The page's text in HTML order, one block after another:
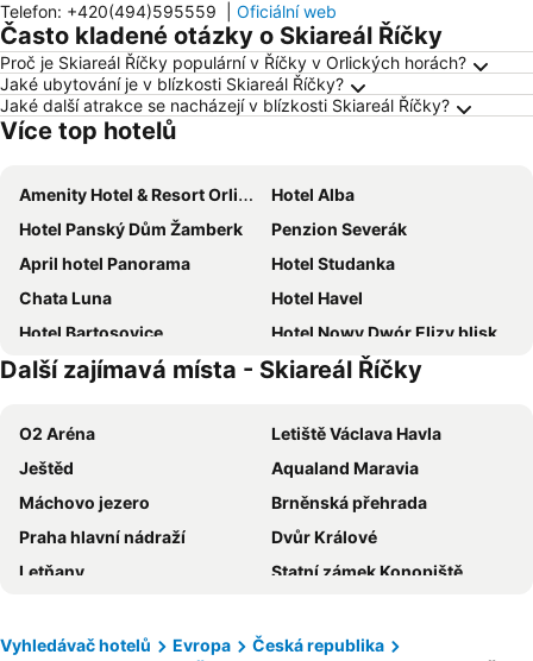
Telefon: +420(494)595559 Oficiální web
Často kladené otázky o Skiareál Říčky
Proč je Skiareál Říčky populární v Říčky v Orlických horách?
Jaké ubytování je v blízkosti Skiareál Říčky?
Jaké další atrakce se nacházejí v blízkosti Skiareál Říčky?
Více top hotelů
Amenity Hotel & Resort Orlické hory
Hotel Alba
Hotel Panský Dům Žamberk
Penzion Severák
April hotel Panorama
Hotel Studanka
Chata Luna
Hotel Havel
Hotel Bartosovice
Hotel Nowy Dwór Elizy blisko Sky Bridge
Penzion U Zvonu
Hotel Krajka****
Hotel Herman
Hotel Praha Potštejn
Hotel i Restauracja ABIS
Pod Orlicą
Zamek Międzylesie
Nartorama HotRest
Hotel Castle
Hotel Zieleniec
Gosciniec Saba
Chata Na Przełęczy
Apartmán Pod hradem
Alpejski Zieleniec
Další zajímavá místa - Skiareál Říčky
O2 Aréna
Letiště Václava Havla
Ještěd
Aqualand Maravia
Máchovo jezero
Brněnská přehrada
Praha hlavní nádraží
Dvůr Králové
Letňany
Statní zámek Konopiště
ZOO Praha
Holešovice
Vyhledávač hotelů Evropa
Česká republika